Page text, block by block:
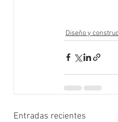
Diseño y
Entradas recientes